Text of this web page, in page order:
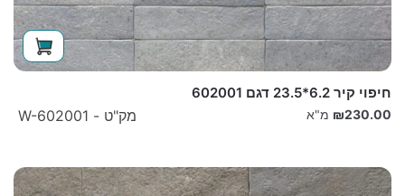
חיפוי קיר 6.2*23.5 דגם 602001
מק"ט - W-602001 ₪230.00 מ"א